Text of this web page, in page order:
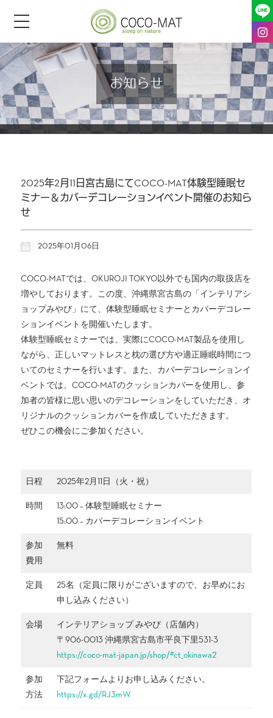
toggle
お知らせ
2025年2月11日宮古島にてCOCO-MAT体験型睡眠セ
ミナー＆カバーデコレーションイベント開催のお知ら
せ
2025年01月06日
COCO-MATでは、OKUROJI TOKYO以外でも国内の取扱店を
増やしております。この度、沖縄県宮古島の「インテリアシ
ョップみやび」にて、体験型睡眠セミナーとカバーデコレー
ションイベントを開催いたします。
体験型睡眠セミナーでは、実際にCOCO-MAT製品を使用し
ながら、正しいマットレスと枕の選び方や適正睡眠時間につ
いてのセミナーを行います。また、カバーデコレーションイ
ベントでは、COCO-MATのクッションカバーを使用し、参
加者の皆様に思い思いのデコレーションをしていただき、オ
リジナルのクッションカバーを作成していただきます。
ぜひこの機会にご参加ください。
日程 2025年2月11日（火・祝）
時間
13:00 – 体験型睡眠セミナー
15:00 – カバーデコレーションイベント
参加
費用
無料
定員
25名（定員に限りがございますので、お早めにお
申し込みください）
会場
インテリアショップ みやび（店舗内）
〒906-0013 沖縄県宮古島市平良下里531-3
https://coco-mat-japan.jp/shop/#ct_okinawa2
参加
方法
下記フォームよりお申し込みください。
https://x.gd/RJ3mW